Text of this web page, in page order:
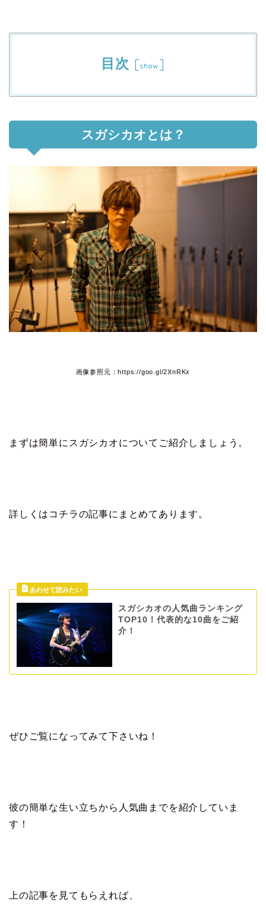
目次 [show ]
スガシカオとは？
画像参照元：https://goo.gl/2XnRKx
まずは簡単にスガシカオについてご紹介しましょう。
詳しくはコチラの記事にまとめてあります。
スガシカオの人気曲ランキング
TOP10！代表的な10曲をご紹
介！
ぜひご覧になってみて下さいね！
彼の簡単な生い立ちから人気曲までを紹介していま
す！
上の記事を見てもらえれば、